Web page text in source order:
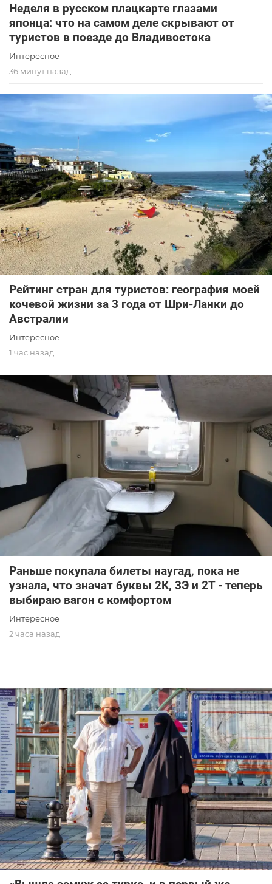
Неделя в русском плацкарте глазами
японца: что на самом деле скрывают от
туристов в поезде до Владивостока
Интересное
36 минут назад
Рейтинг стран для туристов: география моей
кочевой жизни за 3 года от Шри-Ланки до
Австралии
Интересное
1 час назад
Раньше покупала билеты наугад, пока не
узнала, что значат буквы 2К, 3Э и 2Т - теперь
выбираю вагон с комфортом
Интересное
2 часа назад